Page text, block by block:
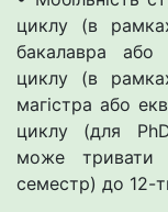
циклу (в
бакалавра або
циклу (в
магістра або
циклу (для PhD
може тривати
семестр) до 12-